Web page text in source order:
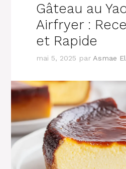
Gâteau au
Airfryer :
et Rapide
mai 5, 2025 par Asmae